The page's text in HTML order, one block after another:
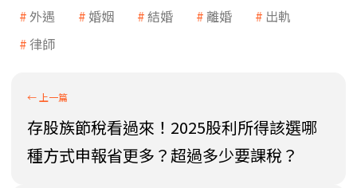
外遇 婚姻 結婚 離婚
出軌
律師
存股族節稅看過來！2025股利所得該選哪
種方式申報省更多？超過多少要課稅？